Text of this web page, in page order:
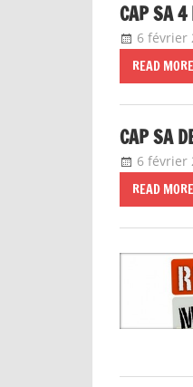
READ MORE
CAP SA
6 février
READ MORE
LE 03/